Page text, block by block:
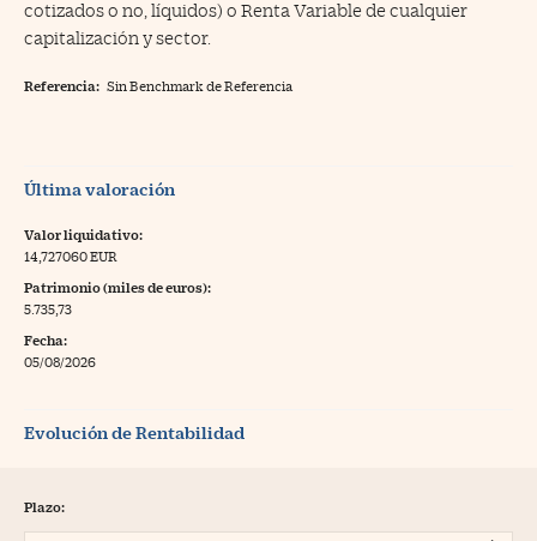
cotizados o no, líquidos) o Renta Variable de cualquier
capitalización y sector.
Referencia: Sin Benchmark de Referencia
Última valoración
Valor liquidativo:
14,727060 EUR
Patrimonio (miles de euros):
5.735,73
Fecha:
05/08/2026
Evolución de Rentabilidad
Plazo: